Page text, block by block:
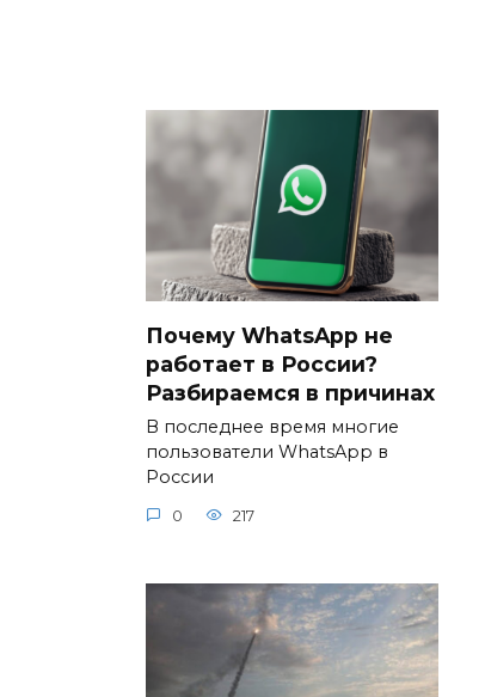
Почему WhatsApp не
работает в России?
Разбираемся в причинах
В последнее время многие
пользователи WhatsApp в
России
0 217